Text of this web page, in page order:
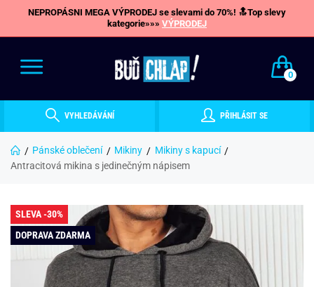
NEPROPÁSNI MEGA VÝPRODEJ se slevami do 70%! 🔝Top slevy
kategorie»»» VÝPRODEJ
0
VYHLEDÁVÁNÍ PŘIHLÁSIT SE
Pánské oblečení Mikiny
Mikiny s kapucí
Antracitová mikina s jedinečným nápisem
SLEVA -30%
DOPRAVA ZDARMA